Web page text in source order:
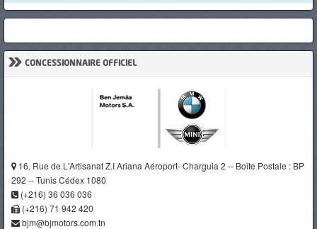
» CONCESSIONNAIRE OFFICIEL
16, Rue de L'Artisanat Z.I Ariana Aéroport- Charguia 2 -- Boîte Postale : BP
292 -- Tunis Cédex 1080
(+216) 36 036 036
(+216) 71 942 420
bjm@bjmotors.com.tn